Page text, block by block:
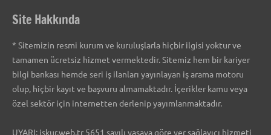
Site Hakkında
* Sitemizin resmi kurum ve kuruluşlarla hiçbir ilgisi yoktur ve
tamamen ücretsiz hizmet vermektedir. Sitemiz hem bir kariyer
bilgi bankası hemde seri iş ilanları yayınlayan iş arama motoru
olup, hiçbir kayıt ve başvuru almamaktadır. İçerikler kamu veya
özel sektör için internetten derlenip yayımlanmaktadır.
UYARI: iskur.web.tr 5651 sayılı yasaya göre yer sağlayıcı hizmeti